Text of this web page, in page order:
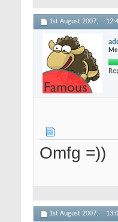
1st August 2007,
Omfg =))
1st August 2007,